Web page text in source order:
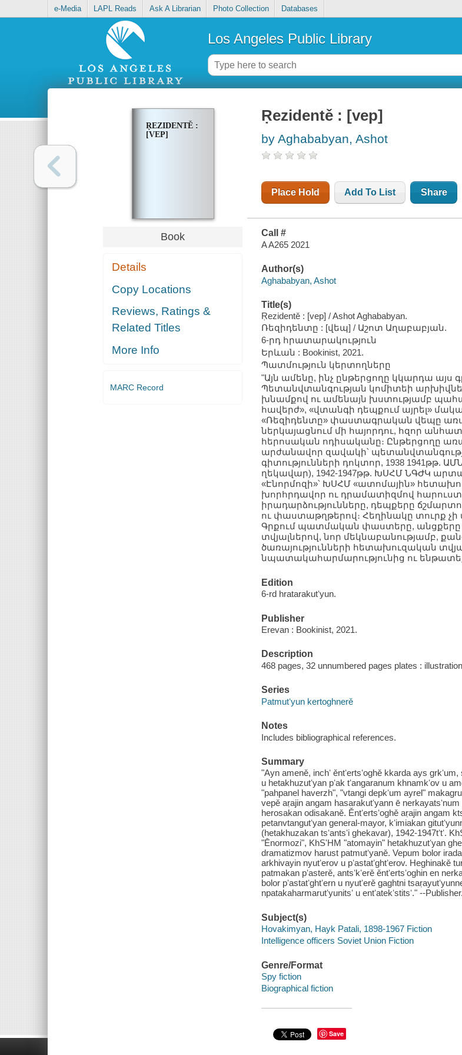
e-Media LAPL Reads Ask A Librarian Photo Collection Databases
Los Angeles Public Library
ṚEZIDENTĚ :
[VEP]
Book
Details
Copy Locations
Reviews, Ratings &
Related Titles
More Info
MARC Record
Ṛezidentě : [vep]
by Aghababyan, Ashot
Place Hold Add To List Share
Call #
A A265 2021
Author(s)
Aghababyan, Ashot
Title(s)
Ṛezidentě : [vep] / Ashot Aghababyan.
Ռեզիդենտը : [վեպ] / Աշոտ Աղաբաբյան.
6-րդ հրատարակություն
Երևան : Bookinist, 2021.
Պատմություն կերտողները
"Այն ամենը, ինչ ընթերցողը կկարդա այս
Պետանվտանգության կոմիտեի
խնամքով ու ամենայն խստությամբ
հավերժ», «վտանգի դեպքում այրել»
«Ռեզիդենտը» փաստագրական վեպը
ներկայացնում մի հայորդու, հզոր
հերոսական ոդիսականը։ Ընթերցողը
արժանավոր զավակի՝
գիտությունների դոկտոր, 1938
ղեկավար), 1942-1947թթ. ԽՍՀՄ ՆԳԺԿ
«Էնորմոզի»՝ ԽՍՀՄ «ատոմային»
խորհրդավոր ու դրամատիզմով հարուստ
իրադարձությունները, դեպքերը
ու փաստաթղթերով։ Հեղինակը տուրք չի
Գրքում պատմական փաստերը, անցքերը
տվյալներով, նոր մեկնաբանությամբ,
ծառայությունների հետախուզական
նպատակահարմարությունից ու
Edition
6-rd hratarakutʻyun.
Publisher
Erevan : Bookinist, 2021.
Description
468 pages, 32 unnumbered pages plates :
Series
Patmutʻyun kertoghnerě
Notes
Includes bibliographical references.
Summary
"Ayn ameně, inchʻ ěntʻertsʻoghě kkarda ays
u hetakhuzutʻyan pʻak tʻangaranum khnamkʻov u
"pahpanel haverzh", "vtangi depkʻum ayrel"
vepě aṛajin angam hasarakutʻyann ē
herosakan odisakaně. Ěntʻertsʻoghě aṛajin angam
petanvtangutʻyan general-mayor, kʻimiakan
(hetakhuzakan tsʻantsʻi ghekavar), 1942-1947tʻtʻ.
"Ēnormozi", KhSʹHM "atomayin" hetakhuzutʻyan
dramatizmov harust patmutʻyaně. Vepum bolor
arkhivayin nyutʻerov u pʻastatʻghtʻerov. Heghinakě
patmakan pʻasterě, antsʻkʻerě ěntʻertsʻoghin en
bolor pʻastatʻghtʻern u nyutʻerě gaghtni
npatakaharmarutʻyunitsʻ u entʻatekʻstitsʻ." --Publisher.
Subject(s)
Hovakimyan, Hayk Patali, 1898-1967 Fiction
Intelligence officers Soviet Union Fiction
Genre/Format
Spy fiction
Biographical fiction
Save